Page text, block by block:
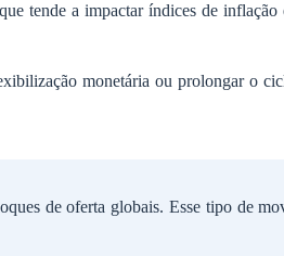
tende a impactar índices de inflação
monetária ou prolongar o
de oferta globais. Esse tipo de